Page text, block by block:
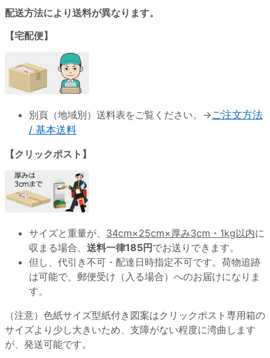
配送方法により送料が異なります。
【宅配便】
別頁（地域別）送料表をご覧ください。→ご注文方法
/ 基本送料
【クリックポスト】
サイズと重量が、 34cm×25cm×厚み3cm・1kg以内に
収まる場合、 送料一律185円 でお送りできます。
但し、代引き不可・配達日時指定不可です。荷物追跡
は可能で、郵便受け（入る場合）へのお届けになりま
す。
（注意）色紙サイズ型紙付き図案はクリックポスト専用箱の
サイズより少し大きいため、支障がない程度に湾曲します
が、発送可能です。